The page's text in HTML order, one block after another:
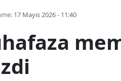
17 Mayıs 2026 - 11:40